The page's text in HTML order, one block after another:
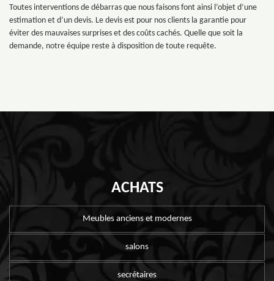
Toutes interventions de débarras que nous faisons font ainsi l’objet d’une
estimation et d’un devis. Le devis est pour nos clients la garantie pour
éviter des mauvaises surprises et des coûts cachés. Quelle que soit la
demande, notre équipe reste à disposition de toute requête.
ACHATS
Meubles anciens et modernes
salons
secrétaires